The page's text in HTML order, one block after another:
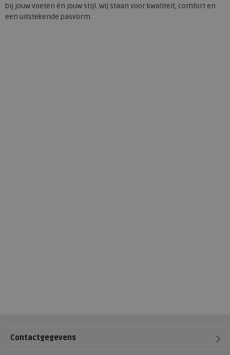
bij jouw voeten én jouw stijl. Wij staan voor kwaliteit, comfort en
een uitstekende pasvorm.
Contactgegevens